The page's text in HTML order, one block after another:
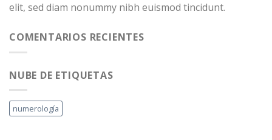
elit, sed diam nonummy nibh euismod tincidunt.
COMENTARIOS RECIENTES
NUBE DE ETIQUETAS
numerología